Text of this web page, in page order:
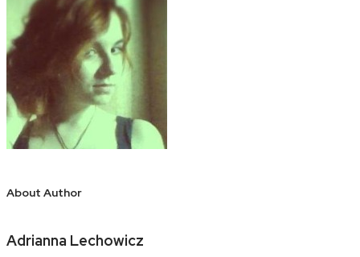
About Author
Adrianna Lechowicz